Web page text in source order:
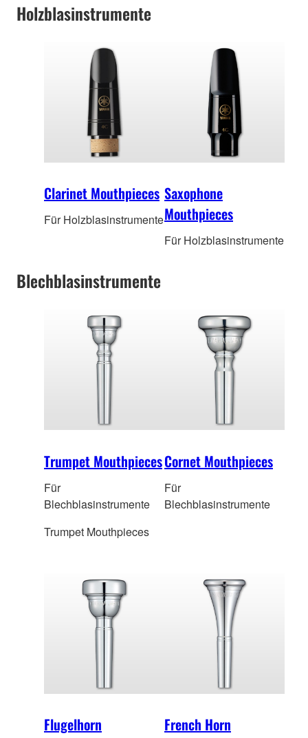
Holzblasinstrumente
Clarinet Mouthpieces
Für Holzblasinstrumente
Saxophone
Mouthpieces
Für Holzblasinstrumente
Blechblasinstrumente
Trumpet Mouthpieces
Für
Blechblasinstrumente
Trumpet Mouthpieces
Cornet Mouthpieces
Für
Blechblasinstrumente
Flugelhorn
French Horn